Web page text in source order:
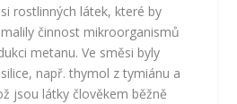
rostlinných látek, které by
činnost mikroorganismů
metanu. Ve směsi byly
např. thymol z tymiánu a
jsou látky člověkem běžně